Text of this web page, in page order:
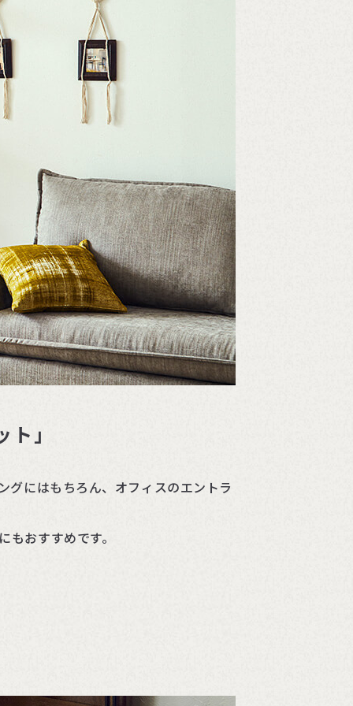
」
グにはもちろん、オフィスのエントラ
おすすめです。